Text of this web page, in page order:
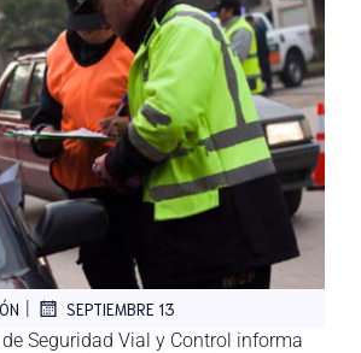
| SEPTIEMBRE 13
Seguridad Vial y Control informa